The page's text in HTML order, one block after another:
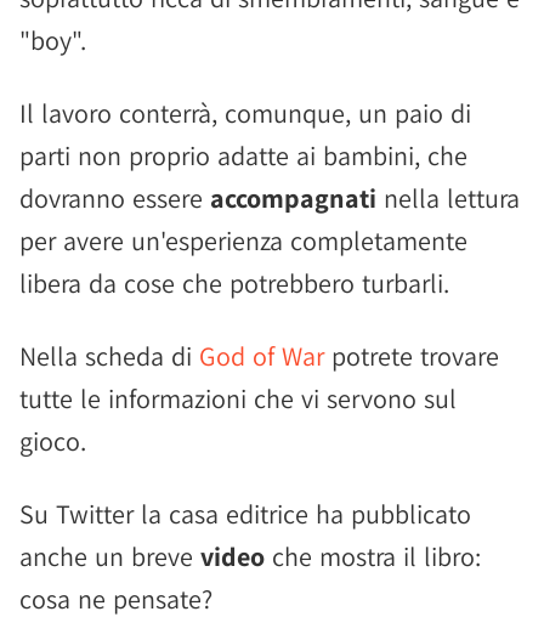
"boy".
Il lavoro conterrà, comunque, un paio di
parti non proprio adatte ai bambini, che
dovranno essere accompagnati nella lettura
per avere un'esperienza completamente
libera da cose che potrebbero turbarli.
Nella scheda di God of Warpotrete trovare
tutte le informazioni che vi servono sul
gioco.
Su Twitter la casa editrice ha pubblicato
anche un breve video che mostra il libro:
cosa ne pensate?